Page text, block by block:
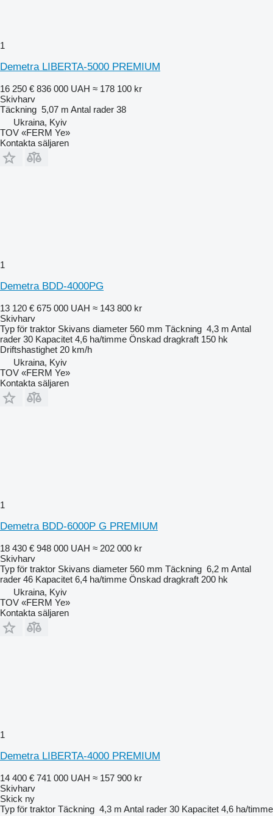
1
Demetra LIBERTA-5000 PREMIUM
16 250 € 836 000 UAH ≈ 178 100 kr
Skivharv
Täckning 5,07 m Antal rader 38
Ukraina, Kyiv
TOV «FERM Ye»
Kontakta säljaren
1
Demetra BDD-4000PG
13 120 € 675 000 UAH ≈ 143 800 kr
Skivharv
Typ för traktor Skivans diameter 560 mm Täckning 4,3 m Antal
rader 30 Kapacitet 4,6 ha/timme Önskad dragkraft 150 hk
Driftshastighet 20 km/h
Ukraina, Kyiv
TOV «FERM Ye»
Kontakta säljaren
1
Demetra BDD-6000P G PREMIUM
18 430 € 948 000 UAH ≈ 202 000 kr
Skivharv
Typ för traktor Skivans diameter 560 mm Täckning 6,2 m Antal
rader 46 Kapacitet 6,4 ha/timme Önskad dragkraft 200 hk
Ukraina, Kyiv
TOV «FERM Ye»
Kontakta säljaren
1
Demetra LIBERTA-4000 PREMIUM
14 400 € 741 000 UAH ≈ 157 900 kr
Skivharv
Skick ny
Typ för traktor Täckning 4,3 m Antal rader 30 Kapacitet 4,6 ha/timme